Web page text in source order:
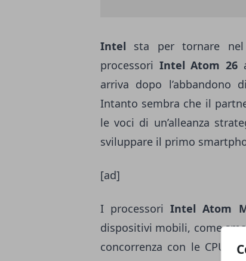
Intel sta per tornare
processori Intel Atom 26
arriva dopo l’abbandono
Intanto sembra che il
le voci di un’alleanza
sviluppare il primo
[ad]
I processoriIntel Atom
dispositivi mobili, come
concorrenza con le CPU